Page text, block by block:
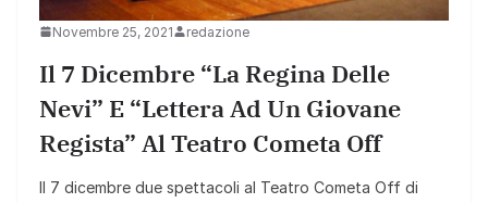
Novembre 25, 2021 redazione
Il 7 Dicembre “La Regina Delle
Nevi” E “Lettera Ad Un Giovane
Regista” Al Teatro Cometa Off
Il 7 dicembre due spettacoli al Teatro Cometa Off di